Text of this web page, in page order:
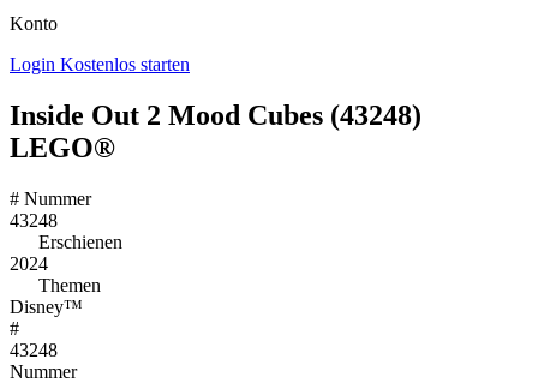
Konto
Login Kostenlos starten
Inside Out 2 Mood Cubes (43248)
LEGO®
# Nummer
43248
Erschienen
2024
Themen
Disney™
#
43248
Nummer